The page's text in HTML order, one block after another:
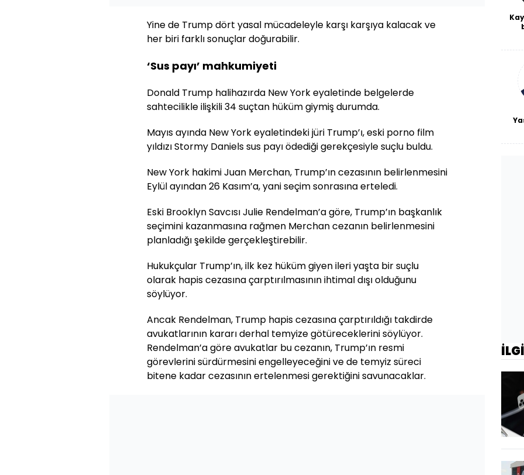
Yine de Trump dört yasal mücadeleyle karşı karşıya kalacak ve
her biri farklı sonuçlar doğurabilir.
‘Sus payı’ mahkumiyeti
Donald Trump halihazırda New York eyaletinde belgelerde
sahtecilikle ilişkili 34 suçtan hüküm giymiş durumda.
Mayıs ayında New York eyaletindeki jüri Trump’ı, eski porno film
yıldızı Stormy Daniels sus payı ödediği gerekçesiyle suçlu buldu.
New York hakimi Juan Merchan, Trump’ın cezasının belirlenmesini
Eylül ayından 26 Kasım’a, yani seçim sonrasına erteledi.
Eski Brooklyn Savcısı Julie Rendelman’a göre, Trump’ın başkanlık
seçimini kazanmasına rağmen Merchan cezanın belirlenmesini
planladığı şekilde gerçekleştirebilir.
Hukukçular Trump’ın, ilk kez hüküm giyen ileri yaşta bir suçlu
olarak hapis cezasına çarptırılmasının ihtimal dışı olduğunu
söylüyor.
Ancak Rendelman, Trump hapis cezasına çarptırıldığı takdirde
avukatlarının kararı derhal temyize götüreceklerini söylüyor.
Rendelman’a göre avukatlar bu cezanın, Trump’ın resmi
görevlerini sürdürmesini engelleyeceğini ve de temyiz süreci
bitene kadar cezasının ertelenmesi gerektiğini savunacaklar.